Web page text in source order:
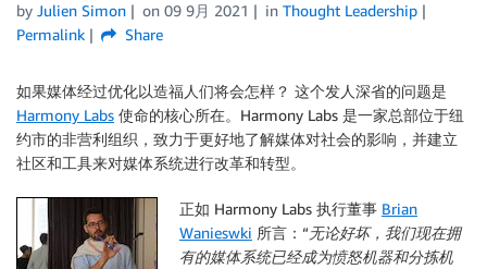
by Julien Simon on 09 9月 2021 in Thought Leadership
Permalink
Share
如果媒体经过优化以造福人们将会怎样？ 这个发人深省的问题是
Harmony Labs 使命的核心所在。Harmony Labs 是一家总部位于纽
约市的非营利组织，致力于更好地了解媒体对社会的影响，并建立
社区和工具来对媒体系统进行改革和转型。
正如 Harmony Labs 执行董事 Brian
Wanieswki 所言：“无论好坏，我们现在拥
有的媒体系统已经成为愤怒机器和分拣机